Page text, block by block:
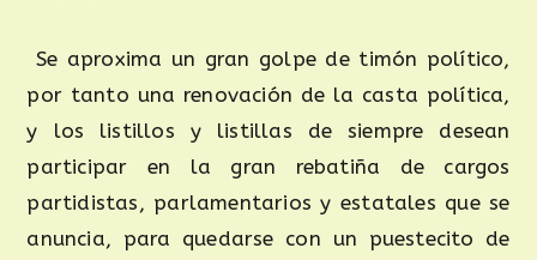
Se aproxima un gran golpe de timón político,
por tanto una renovación de la casta política,
y los listillos y listillas de siempre desean
participar en la gran rebatiña de cargos
partidistas, parlamentarios y estatales que se
anuncia, para quedarse con un puestecito de